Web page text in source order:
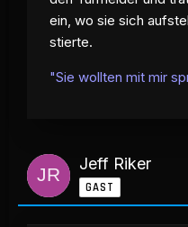
ein, wo sie sich
stierte.
"Sie wollten mit mir
Jeff Riker
GAST